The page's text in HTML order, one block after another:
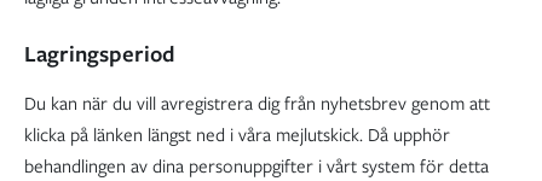
Lagringsperiod
Du kan när du vill avregistrera dig från nyhetsbrev genom att
klicka på länken längst ned i våra mejlutskick. Då upphör
behandlingen av dina personuppgifter i vårt system för detta